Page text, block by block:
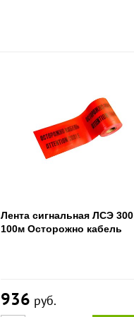
Лента сигнальная ЛСЭ 300
100м Осторожно кабель
936 руб.